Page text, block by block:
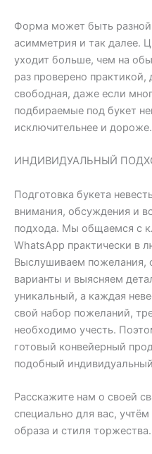
Форма может быть
асимметрия и так далее.
уходит больше, чем на
раз проверено
свободная, даже если
подбираемые под букет
исключительнее и дороже.
ИНДИВИДУАЛЬНЫЙ
Подготовка букета
внимания, обсуждения и
подхода. Мы общаемся с
WhatsApp практически в
Выслушиваем пожелания,
варианты и выясняем
уникальный, а каждая
свой набор пожеланий,
необходимо учесть.
готовый конвейерный
подобный
Расскажите нам о своей
специально для вас,
образа и стиля торжества.